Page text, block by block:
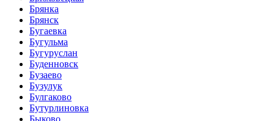
Брянка
Брянск
Бугаевка
Бугульма
Бугуруслан
Буденновск
Бузаево
Бузулук
Булгаково
Бутурлиновка
Быково